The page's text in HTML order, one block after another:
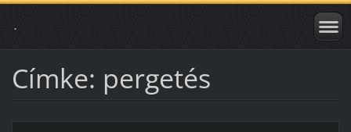
.
Címke: pergetés